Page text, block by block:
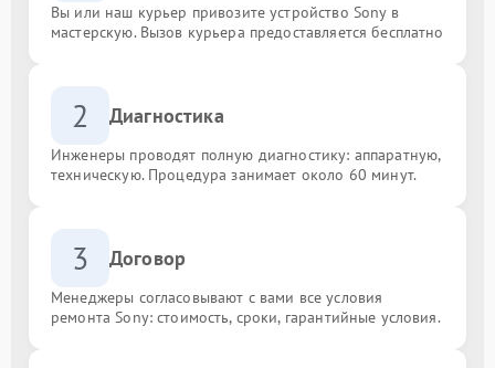
Вы или наш курьер привозите устройство Sony в
мастерскую. Вызов курьера предоставляется бесплатно
2 Диагностика
Инженеры проводят полную диагностику: аппаратную,
техническую. Процедура занимает около 60 минут.
3 Договор
Менеджеры согласовывают с вами все условия
ремонта Sony: стоимость, сроки, гарантийные условия.